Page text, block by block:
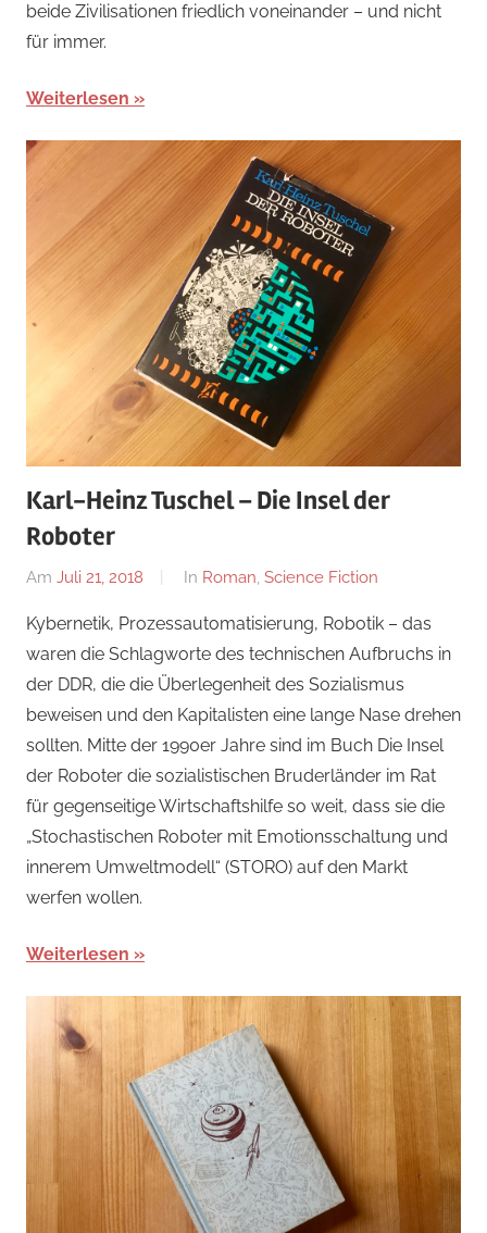
beide Zivilisationen friedlich voneinander – und nicht
für immer.
Weiterlesen
Karl-Heinz Tuschel – Die Insel der
Roboter
Am Juli 21, 2018
Von
In Roman Science Fiction
Kybernetik, Prozessautomatisierung, Robotik – das
waren die Schlagworte des technischen Aufbruchs in
der DDR, die die Überlegenheit des Sozialismus
beweisen und den Kapitalisten eine lange Nase drehen
sollten. Mitte der 1990er Jahre sind im Buch Die Insel
der Roboter die sozialistischen Bruderländer im Rat
für gegenseitige Wirtschaftshilfe so weit, dass sie die
„Stochastischen Roboter mit Emotionsschaltung und
innerem Umweltmodell“ (STORO) auf den Markt
werfen wollen.
Weiterlesen